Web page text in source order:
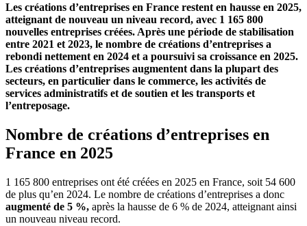
Les créations d’entreprises en France restent en hausse en 2025,
atteignant de nouveau un niveau record, avec 1 165 800
nouvelles entreprises créées. Après une période de stabilisation
entre 2021 et 2023, le nombre de créations d’entreprises a
rebondi nettement en 2024 et a poursuivi sa croissance en 2025.
Les créations d’entreprises augmentent dans la plupart des
secteurs, en particulier dans le commerce, les activités de
services administratifs et de soutien et les transports et
l’entreposage.
Nombre de créations d’entreprises en
France en 2025
1 165 800 entreprises ont été créées en 2025 en France, soit 54 600
de plus qu’en 2024. Le nombre de créations d’entreprises a donc
augmenté de 5 %, après la hausse de 6 % de 2024, atteignant ainsi
un nouveau niveau record.